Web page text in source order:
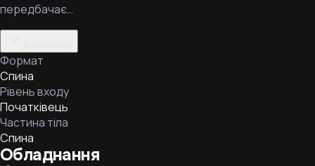
передбачає…
Формат
Спина
Рівень входу
Початківець
Частина тіла
Спина
Обладнання